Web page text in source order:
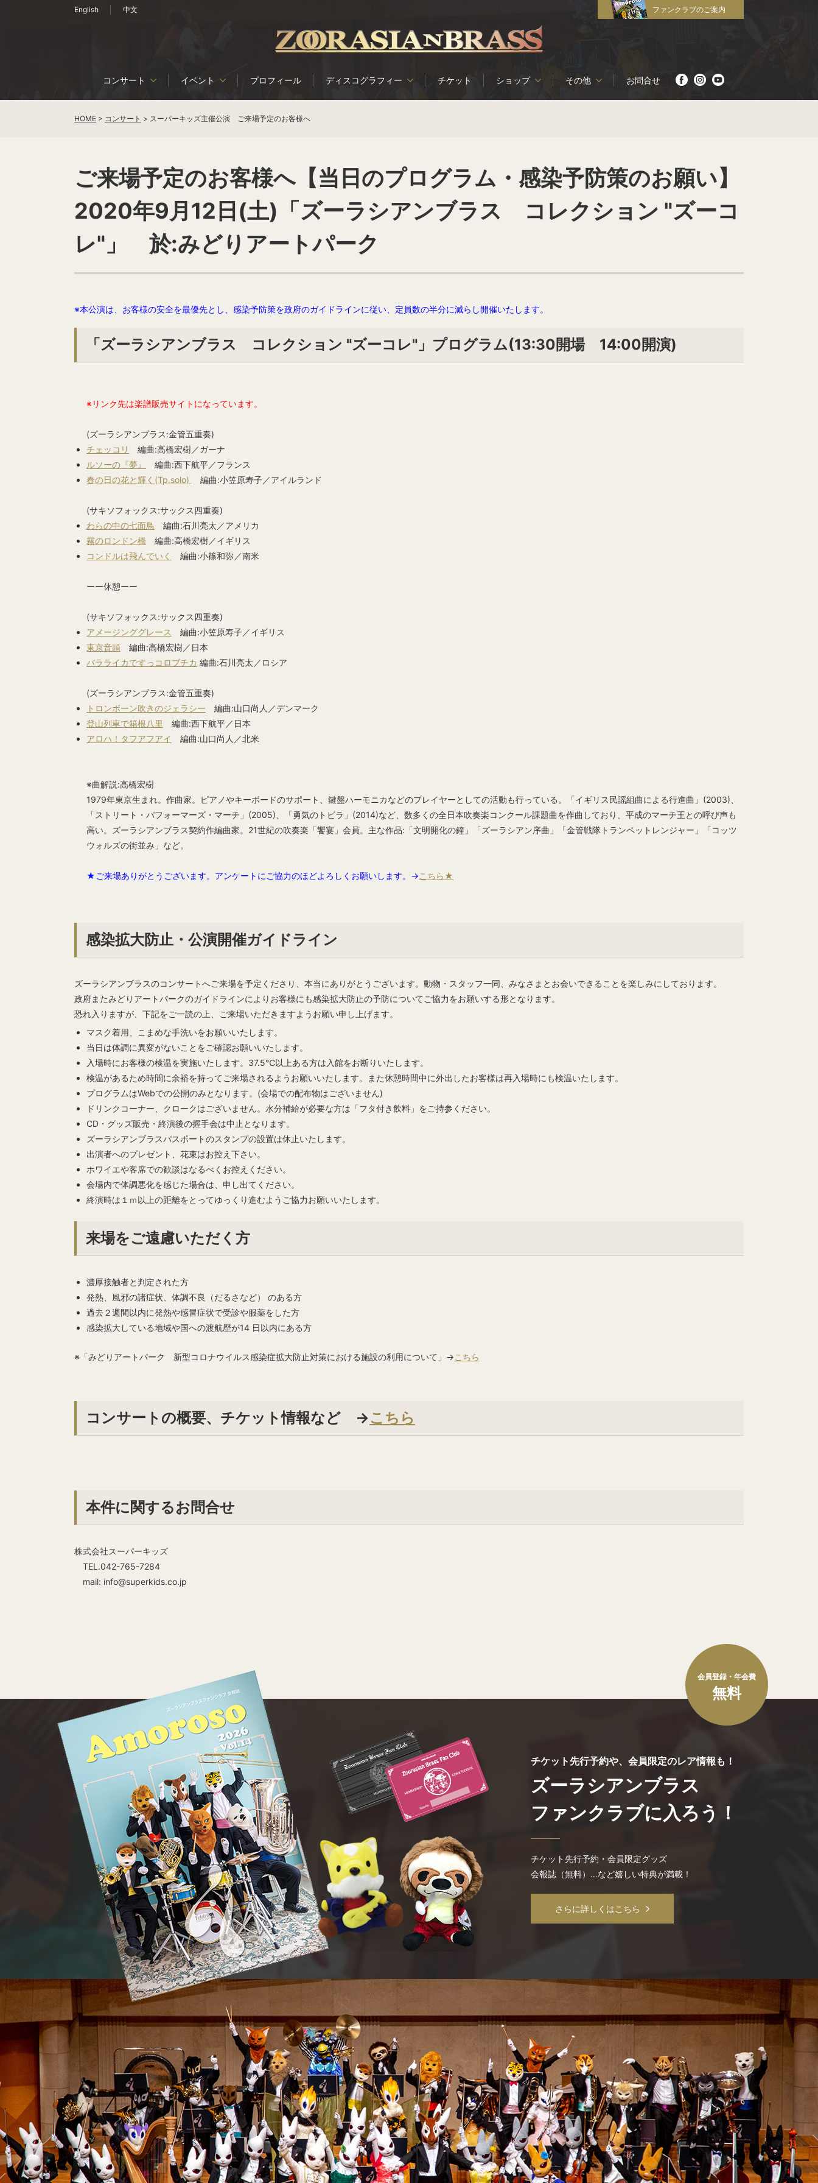
English 中文 ファンクラブのご案内
コンサート イベント プロフィール ディスコグラフィー チケット ショップ その他 お問合せ
HOME > コンサート > スーパーキッズ主催公演 ご来場予定のお客様へ
ご来場予定のお客様へ【当日のプログラム・感染予防策のお願い】
2020年9月12日(土)「ズーラシアンブラス コレクション "ズーコ
レ"」 於:みどりアートパーク
※本公演は、お客様の安全を最優先とし、感染予防策を政府のガイドラインに従い、定員数の半分に減らし開催いたします。
「ズーラシアンブラス コレクション "ズーコレ"」プログラム(13:30開場 14:00開演)
※リンク先は楽譜販売サイトになっています。
(ズーラシアンブラス:金管五重奏)
チェッコリ
編曲:高橋宏樹／ガーナ
ルソーの『夢』
編曲:西下航平／フランス
春の日の花と輝く(Tp.solo)
編曲:小笠原寿子／アイルランド
(サキソフォックス:サックス四重奏)
わらの中の七面鳥 編曲:石川亮太／アメリカ
霧のロンドン橋 編曲:高橋宏樹／イギリス
コンドルは飛んでいく
編曲:小篠和弥／南米
ーー休憩ーー
(サキソフォックス:サックス四重奏)
アメージンググレース
編曲:小笠原寿子／イギリス
東京音頭 編曲:高橋宏樹／日本
バラライカですっコロブチカ 編曲:石川亮太／ロシア
(ズーラシアンブラス:金管五重奏)
トロンボーン吹きのジェラシー 編曲:山口尚人／デンマーク
登山列車で箱根八里
編曲:西下航平／日本
アロハ！タフアフアイ
編曲:山口尚人／北米
※曲解説:高橋宏樹
1979年東京生まれ。作曲家。ピアノやキーボードのサポート、鍵盤ハーモニカなどのプレイヤーとしての活動も行っている。「イギリス民謡組曲による行進曲」(2003)、
「ストリート・パフォーマーズ・マーチ」(2005)、「勇気のトビラ」(2014)など、数多くの全日本吹奏楽コンクール課題曲を作曲しており、平成のマーチ王との呼び声も
高い。ズーラシアンブラス契約作編曲家。21世紀の吹奏楽「饗宴」会員。主な作品:「文明開化の鐘」「ズーラシアン序曲」「金管戦隊トランペットレンジャー」「コッツ
ウォルズの街並み」など。
★ご来場ありがとうございます。アンケートにご協力のほどよろしくお願いします。→こちら★
感染拡大防止・公演開催ガイドライン
ズーラシアンブラスのコンサートへご来場を予定くださり、本当にありがとうございます。動物・スタッフ一同、みなさまとお会いできることを楽しみにしております。
政府またみどりアートパークのガイドラインによりお客様にも感染拡大防止の予防についてご協力をお願いする形となります。
恐れ入りますが、下記をご一読の上、ご来場いただきますようお願い申し上げます。
マスク着用、こまめな手洗いをお願いいたします。
当日は体調に異変がないことをご確認お願いいたします。
入場時にお客様の検温を実施いたします。37.5℃以上ある方は入館をお断りいたします。
検温があるため時間に余裕を持ってご来場されるようお願いいたします。また休憩時間中に外出したお客様は再入場時にも検温いたします。
プログラムはWebでの公開のみとなります。(会場での配布物はございません)
ドリンクコーナー、クロークはございません。水分補給が必要な方は「フタ付き飲料」をご持参ください。
CD・グッズ販売・終演後の握手会は中止となります。
ズーラシアンブラスパスポートのスタンプの設置は休止いたします。
出演者へのプレゼント、花束はお控え下さい。
ホワイエや客席での歓談はなるべくお控えください。
会場内で体調悪化を感じた場合は、申し出てください。
終演時は１ｍ以上の距離をとってゆっくり進むようご協力お願いいたします。
来場をご遠慮いただく方
濃厚接触者と判定された方
発熱、風邪の諸症状、体調不良（だるさなど） のある方
過去２週間以内に発熱や感冒症状で受診や服薬をした方
感染拡大している地域や国への渡航歴が14 日以内にある方
※「みどりアートパーク 新型コロナウイルス感染症拡大防止対策における施設の利用について」→こちら
コンサートの概要、チケット情報など →こちら
本件に関するお問合せ
株式会社スーパーキッズ
TEL.042-765-7284
mail: info@superkids.co.jp
会員登録・年会費
無料
チケット先行予約や、会員限定のレア情報も！
ズーラシアンブラス
ファンクラブに入ろう！
チケット先行予約・会員限定グッズ
会報誌（無料）…など嬉しい特典が満載！
さらに詳しくはこちら